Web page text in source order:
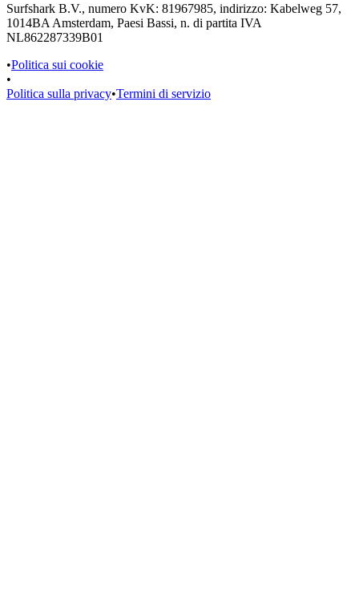
Surfshark B.V., numero KvK: 81967985, indirizzo: Kabelweg 57,
1014BA Amsterdam, Paesi Bassi, n. di partita IVA
NL862287339B01
•Politica sui cookie
•
Politica sulla privacy•Termini di servizio